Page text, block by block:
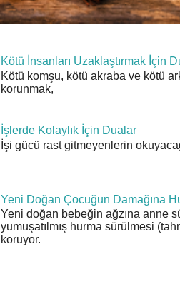
Kötü İnsanları Uzaklaştırmak İçin
Kötü komşu, kötü akraba ve kötü
korunmak,
İşlerde Kolaylık İçin Dualar
İşi gücü rast gitmeyenlerin
Yeni Doğan Çocuğun Damağına
Yeni doğan bebeğin ağzına anne
yumuşatılmış hurma sürülmesi
koruyor.